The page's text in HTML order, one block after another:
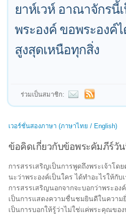
ยาห์เวห์ อาณาจักรนี้
พระองค์ ขอพระองค์
สูงสุดเหนือทุกสิ่ง
ร่วมเป็นสมาชิก:
เวอร์ชั่นสองภาษา (ภาษาไทย / English)
ข้อคิดเกี่ยวกับข้อพระคัมภีร์วั
การสรรเสริญเป็นการพูดถึงพระเจ้าโดย
นะว่าพระองค์เป็นใคร ได้ทำอะไรให้กับ
การสรรเสริญนอกจากจะบอกว่าพระอ
เป็นการแสดงความชื่นชมยินดีในความ
เป็นการบอกให้รู้ว่าไม่ใช่แค่พระคุณของ